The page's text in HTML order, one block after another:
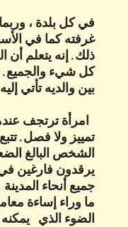
في كل بلدة ،
غرفته كما في
ذلك. إنه يتعلم
كل شيء والجميع.
بين والديه تأتي
امرأة ترتجف
تمييز ولا فصل.
يرقدون فارغين
جميع أنحاء
ما وراء إساءة
الضوء الذي يمكنه